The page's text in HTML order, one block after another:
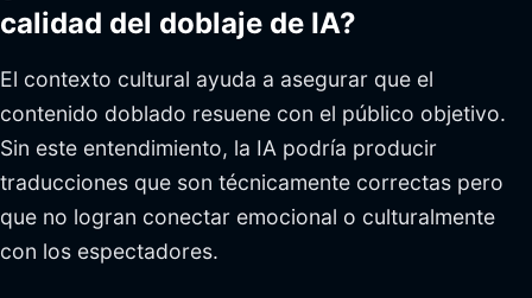
calidad del doblaje de IA?
El contexto cultural ayuda a asegurar que el
contenido doblado resuene con el público objetivo.
Sin este entendimiento, la IA podría producir
traducciones que son técnicamente correctas pero
que no logran conectar emocional o culturalmente
con los espectadores.